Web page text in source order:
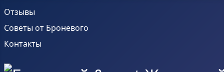
Отзывы
Советы от Броневого
Контакты